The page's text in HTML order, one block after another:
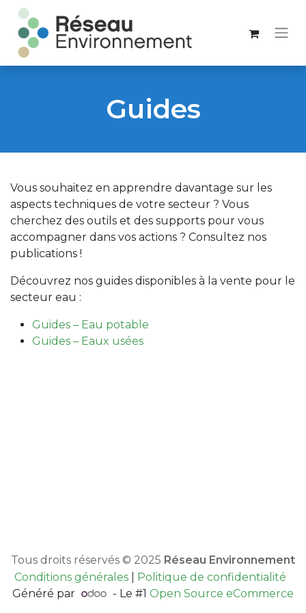
Guides
Vous souhaitez en apprendre davantage sur les
aspects techniques de votre secteur ? Vous
cherchez des outils et des supports pour vous
accompagner dans vos actions ? Consultez nos
publications !
Découvrez nos guides disponibles à la vente pour le
secteur eau :
Guides – Eau potable
Guides – Eaux usées
Tous droits réservés © 2025 Réseau Environnement
Conditions générales
Politique de confidentialité
Généré par
- Le #1 Open Source eCommerce